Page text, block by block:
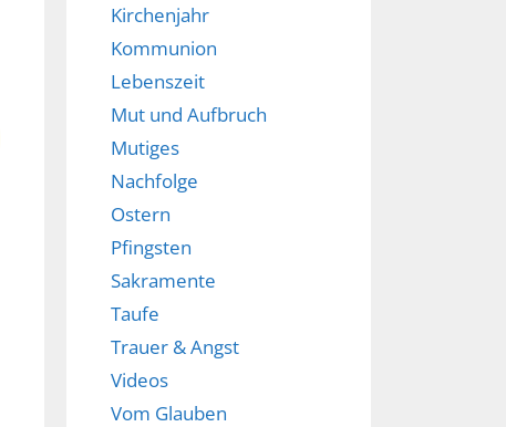
Kirchenjahr
Kommunion
Lebenszeit
Mut und Aufbruch
Mutiges
Nachfolge
Ostern
Pfingsten
Sakramente
Taufe
Trauer & Angst
Videos
Vom Glauben